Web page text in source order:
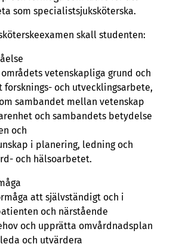
som specialistsjuksköterska.
skall studenten:
vetenskapliga grund och
och utvecklingsarbete,
sambandet mellan vetenskap
och sambandets betydelse
och
i planering, ledning och
och hälsoarbetet.
att självständigt och i
och närstående
och upprätta omvårdnadsplan
och utvärdera